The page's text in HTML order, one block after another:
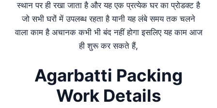
स्थान पर ही रखा जाता है और यह एक प्रत्येक घर का प्रोडक्ट है
जो सभी घरों में उपलब्ध रहता है यानी यह लंबे समय तक चलने
वाला काम है अचानक कभी भी बंद नहीं होगा इसलिए यह काम आज
ही शुरू कर सकते हैं,
Agarbatti Packing
Work Details